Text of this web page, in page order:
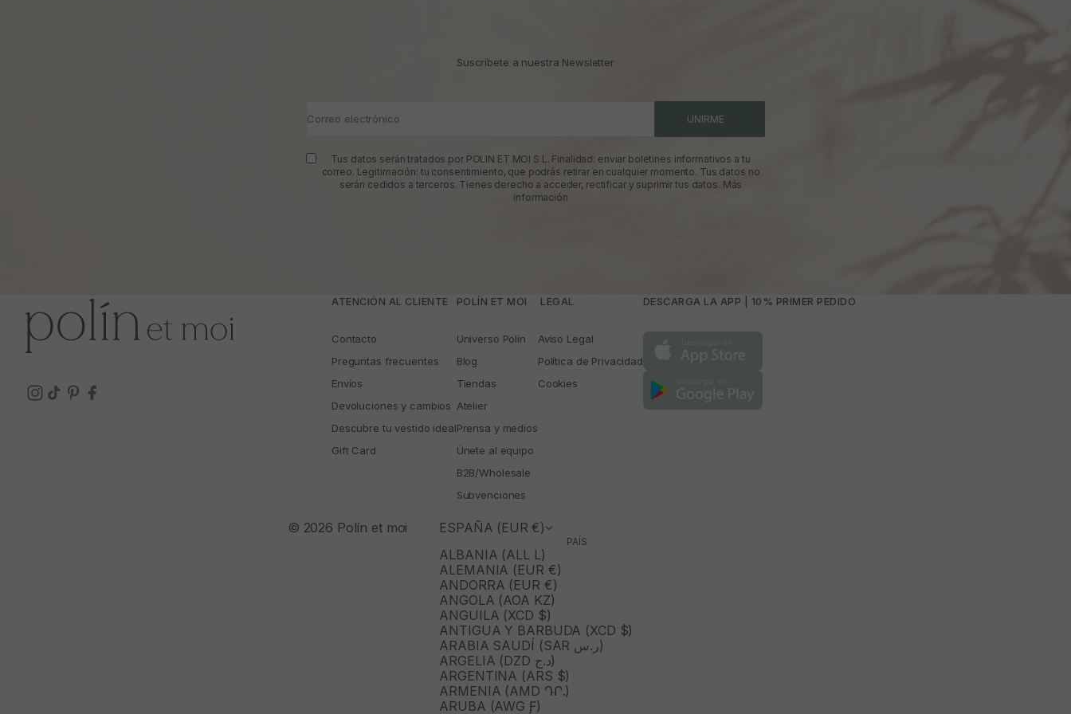
Suscríbete a nuestra Newsletter
Correo electrónico UNIRME
Tus datos serán tratados por POLIN ET MOI S.L. Finalidad: enviar boletines informativos a tu
correo. Legitimación: tu consentimiento, que podrás retirar en cualquier momento. Tus datos no
serán cedidos a terceros. Tienes derecho a acceder, rectificar y suprimir tus datos. Más
información
ATENCIÓN AL CLIENTE
Contacto
Preguntas frecuentes
Envíos
Devoluciones y cambios
Descubre tu vestido ideal
Gift Card
POLÍN ET MOI
Universo Polín
Blog
Tiendas
Atelier
Prensa y medios
Únete al equipo
B2B/Wholesale
Subvenciones
­ LEGAL
Aviso Legal
Política de Privacidad
Cookies
DESCARGA LA APP | 10% PRIMER PEDIDO
ESPAÑA (EUR €)
PAÍS
ALBANIA (ALL L)
ALEMANIA (EUR €)
ANDORRA (EUR €)
ANGOLA (AOA KZ)
ANGUILA (XCD $)
ANTIGUA Y BARBUDA (XCD $)
ARABIA SAUDÍ (SAR ر.س)
ARGELIA (DZD د.ج)
ARGENTINA (ARS $)
ARMENIA (AMD ԴՐ.)
ARUBA (AWG Ƒ)
© 2026 Polín et moi